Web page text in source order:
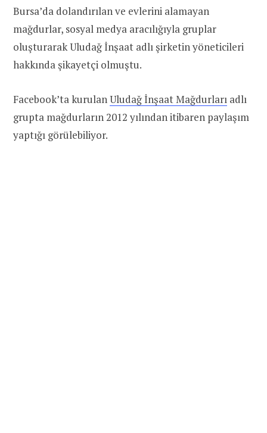
Bursa’da dolandırılan ve evlerini alamayan
mağdurlar, sosyal medya aracılığıyla gruplar
oluşturarak Uludağ İnşaat adlı şirketin yöneticileri
hakkında şikayetçi olmuştu.
Facebook’ta kurulanUludağ İnşaat Mağdurları adlı
grupta mağdurların 2012 yılından itibaren paylaşım
yaptığı görülebiliyor.